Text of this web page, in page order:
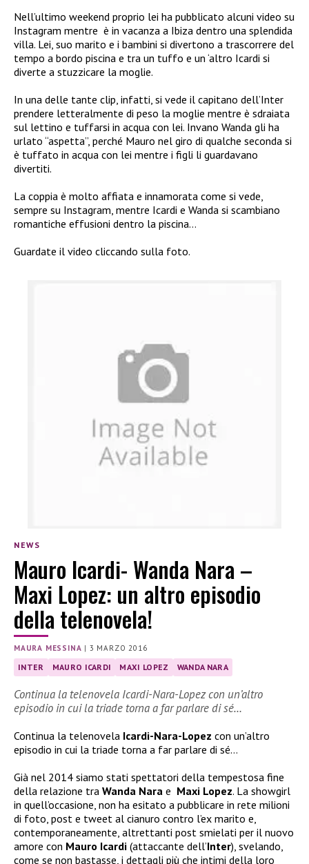
Nell’ultimo weekend proprio lei ha pubblicato alcuni video su
Instagram mentre è in vacanza a Ibiza dentro una splendida
villa. Lei, suo marito e i bambini si divertono a trascorrere del
tempo a bordo piscina e tra un tuffo e un ‘altro Icardi si
diverte a stuzzicare la moglie.
In una delle tante clip, infatti, si vede il capitano dell’Inter
prendere letteralmente di peso la moglie mentre è sdraiata
sul lettino e tuffarsi in acqua con lei. Invano Wanda gli ha
urlato “aspetta”, perché Mauro nel giro di qualche seconda si
è tuffato in acqua con lei mentre i figli li guardavano
divertiti.
La coppia è molto affiata e innamorata come si vede,
sempre su Instagram, mentre Icardi e Wanda si scambiano
romantiche effusioni dentro la piscina…
Guardate il video cliccando sulla foto.
NEWS
Mauro Icardi- Wanda Nara –
Maxi Lopez: un altro episodio
della telenovela!
MAURA MESSINA | 3 MARZO 2016
INTER MAURO ICARDI MAXI LOPEZ WANDA NARA
Continua la telenovela Icardi-Nara-Lopez con un’altro
episodio in cui la triade torna a far parlare di sé…
Continua la telenovela Icardi-Nara-Lopez con un’altro
episodio in cui la triade torna a far parlare di sé…
Già nel 2014 siamo stati spettatori della tempestosa fine
della relazione tra Wanda Nara e Maxi Lopez. La showgirl
in quell’occasione, non ha esitato a pubblicare in rete milioni
di foto, post e tweet al cianuro contro l’ex marito e,
contemporaneamente, altrettanti post smielati per il nuovo
amore con Mauro Icardi (attaccante dell’Inter), svelando,
come se non bastasse, i dettagli più che intimi della loro